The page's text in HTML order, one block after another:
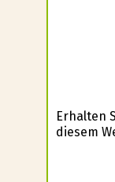
Erhalten
diesem